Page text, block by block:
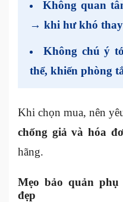
Không quan
→ khi hư khó thay
Không chú ý
thể, khiến phòng
Khi chọn mua, nên
chống giả và hóa
hãng.
Mẹo bảo quản
đẹp